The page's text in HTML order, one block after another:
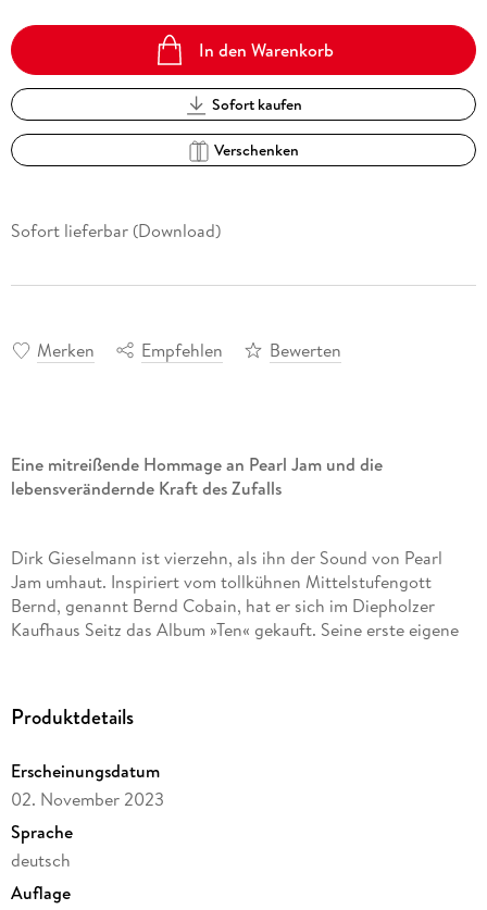
In den Warenkorb
Sofort kaufen
Verschenken
Sofort lieferbar (Download)
Merken Empfehlen Bewerten
Eine mitreißende Hommage an Pearl Jam und die
lebensverändernde Kraft des Zufalls
Dirk Gieselmann ist vierzehn, als ihn der Sound von Pearl
Jam umhaut. Inspiriert vom tollkühnen Mittelstufengott
Bernd, genannt Bernd Cobain, hat er sich im Diepholzer
Kaufhaus Seitz das Album »Ten« gekauft. Seine erste eigene
sofort, dass das hier alles verändern wird.
Die Wut, der Schmerz und die Wucht des Grunge erschüttern
rebellieren. Verändern seinen Blick auf das, was eben noch
seine Welt war und ihm mit einem Mal eng und spießig
erscheint: Bushaltestelle, Kaffeekränzchen, Kühe,
Produktdetails
Erscheinungsdatum
02. November 2023
Sprache
deutsch
Auflage